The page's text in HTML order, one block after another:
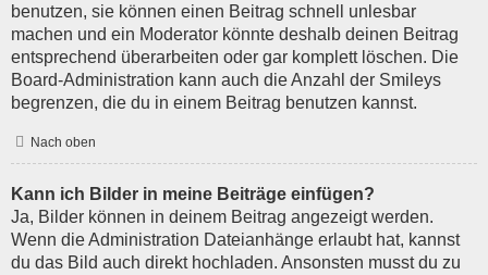
benutzen, sie können einen Beitrag schnell unlesbar
machen und ein Moderator könnte deshalb deinen Beitrag
entsprechend überarbeiten oder gar komplett löschen. Die
Board-Administration kann auch die Anzahl der Smileys
begrenzen, die du in einem Beitrag benutzen kannst.
Nach oben
Kann ich Bilder in meine Beiträge einfügen?
Ja, Bilder können in deinem Beitrag angezeigt werden.
Wenn die Administration Dateianhänge erlaubt hat, kannst
du das Bild auch direkt hochladen. Ansonsten musst du zu